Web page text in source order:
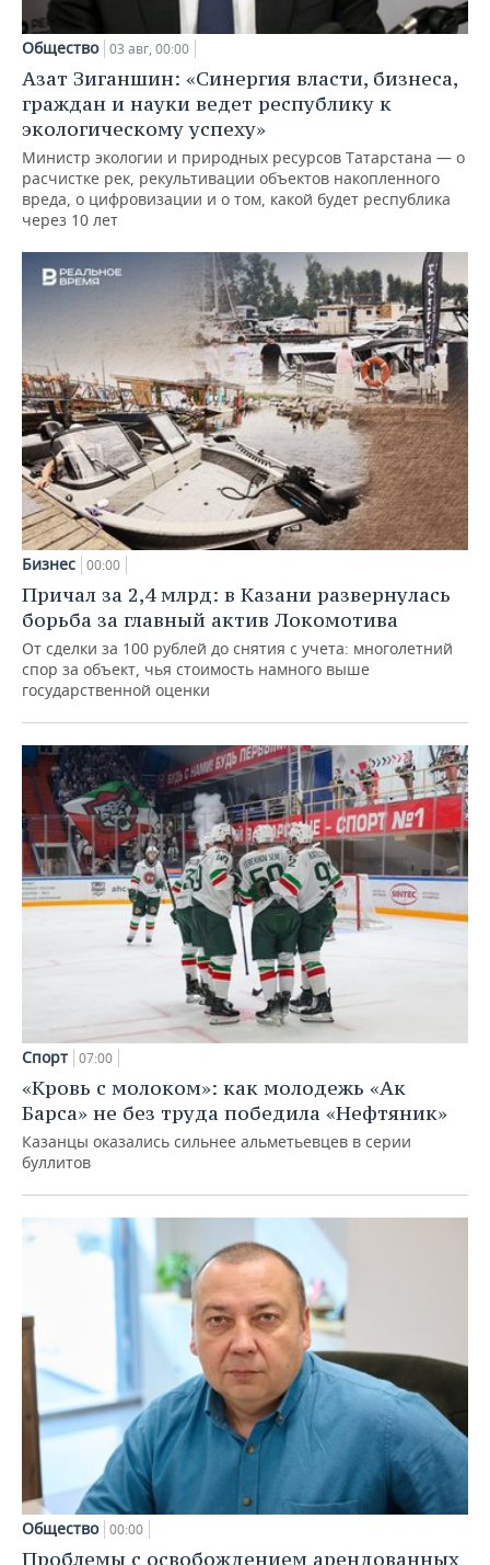
Общество 03 авг, 00:00
Азат Зиганшин: «Синергия власти, бизнеса,
граждан и науки ведет республику к
экологическому успеху»
Министр экологии и природных ресурсов Татарстана — о
расчистке рек, рекультивации объектов накопленного
вреда, о цифровизации и о том, какой будет республика
через 10 лет
Бизнес 00:00
Причал за 2,4 млрд: в Казани развернулась
борьба за главный актив Локомотива
От сделки за 100 рублей до снятия с учета: многолетний
спор за объект, чья стоимость намного выше
государственной оценки
Спорт 07:00
«Кровь с молоком»: как молодежь «Ак
Барса» не без труда победила «Нефтяник»
Казанцы оказались сильнее альметьевцев в серии
буллитов
Общество 00:00
Проблемы с освобождением арендованных